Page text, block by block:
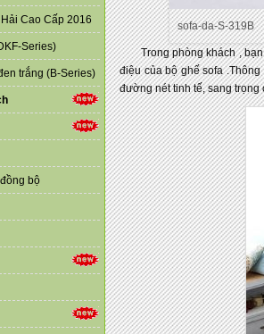
Cao Cấp 2016
Series)
trắng (B-Series)
bộ
sofa-da-S-319B
Trong phòng khách , bạn
điệu của bộ ghế sofa
đường nét tinh tế, sang trọng